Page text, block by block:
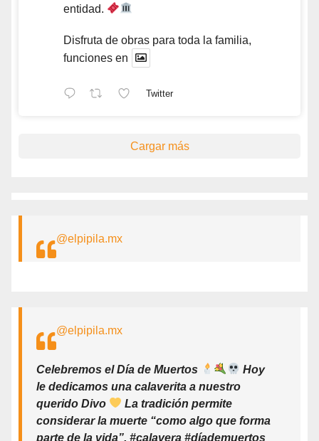
entidad.
Disfruta de obras para toda la familia,
funciones en
Twitter
Cargar más
@elpipila.mx
@elpipila.mx
Celebremos el Día de Muertos
Hoy
le dedicamos una calaverita a nuestro
querido Divo
La tradición permite
considerar la muerte “como algo que forma
parte de la vida”. #calavera #díademuertos